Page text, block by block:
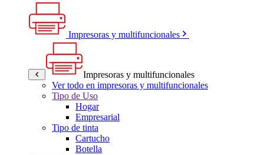
Impresoras y multifuncionales
Impresoras y multifuncionales
Ver todo en impresoras y multifuncionales
Tipo de Uso
Hogar
Empresarial
Tipo de tinta
Cartucho
Botella